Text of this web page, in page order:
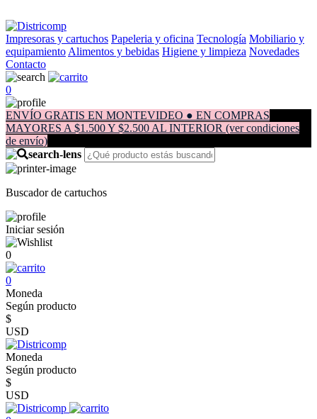
Impresoras y cartuchos Papeleria y oficina Tecnología Mobiliario y
equipamiento Alimentos y bebidas Higiene y limpieza Novedades
Contacto
0
ENVÍO GRATIS EN MONTEVIDEO ● EN COMPRAS
MAYORES A $1.500 Y $2.500 AL INTERIOR (ver condiciones
de envío)
Buscador de cartuchos
Iniciar sesión
0
0
Moneda
Según producto
$
USD
Moneda
Según producto
$
USD